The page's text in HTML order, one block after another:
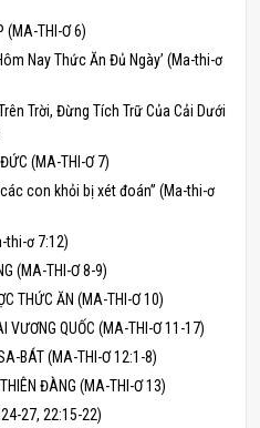
(MA-THI-Ơ 6)
Nay Thức Ăn Đủ Ngày’ (Ma-thi-ơ
Trời, Đừng Tích Trữ Của Cải Dưới
(MA-THI-Ơ 7)
con khỏi bị xét đoán” (Ma-thi-ơ
thi-ơ 7:12)
(MA-THI-Ơ 8-9)
THỨC ĂN (MA-THI-Ơ 10)
VƯƠNG QUỐC (MA-THI-Ơ 11-17)
BÁT (MA-THI-Ơ 12:1-8)
ĐÀNG (MA-THI-Ơ 13)
27, 22:15-22)